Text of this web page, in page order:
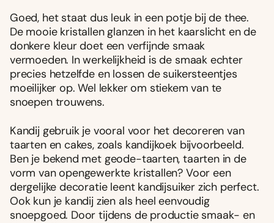
Goed, het staat dus leuk in een potje bij de thee.
De mooie kristallen glanzen in het kaarslicht en de
donkere kleur doet een verfijnde smaak
vermoeden. In werkelijkheid is de smaak echter
precies hetzelfde en lossen de suikersteentjes
moeilijker op. Wel lekker om stiekem van te
snoepen trouwens.
Kandij gebruik je vooral voor het decoreren van
taarten en cakes, zoals kandijkoek bijvoorbeeld.
Ben je bekend met geode-taarten, taarten in de
vorm van opengewerkte kristallen? Voor een
dergelijke decoratie leent kandijsuiker zich perfect.
Ook kun je kandij zien als heel eenvoudig
snoepgoed. Door tijdens de productie smaak- en